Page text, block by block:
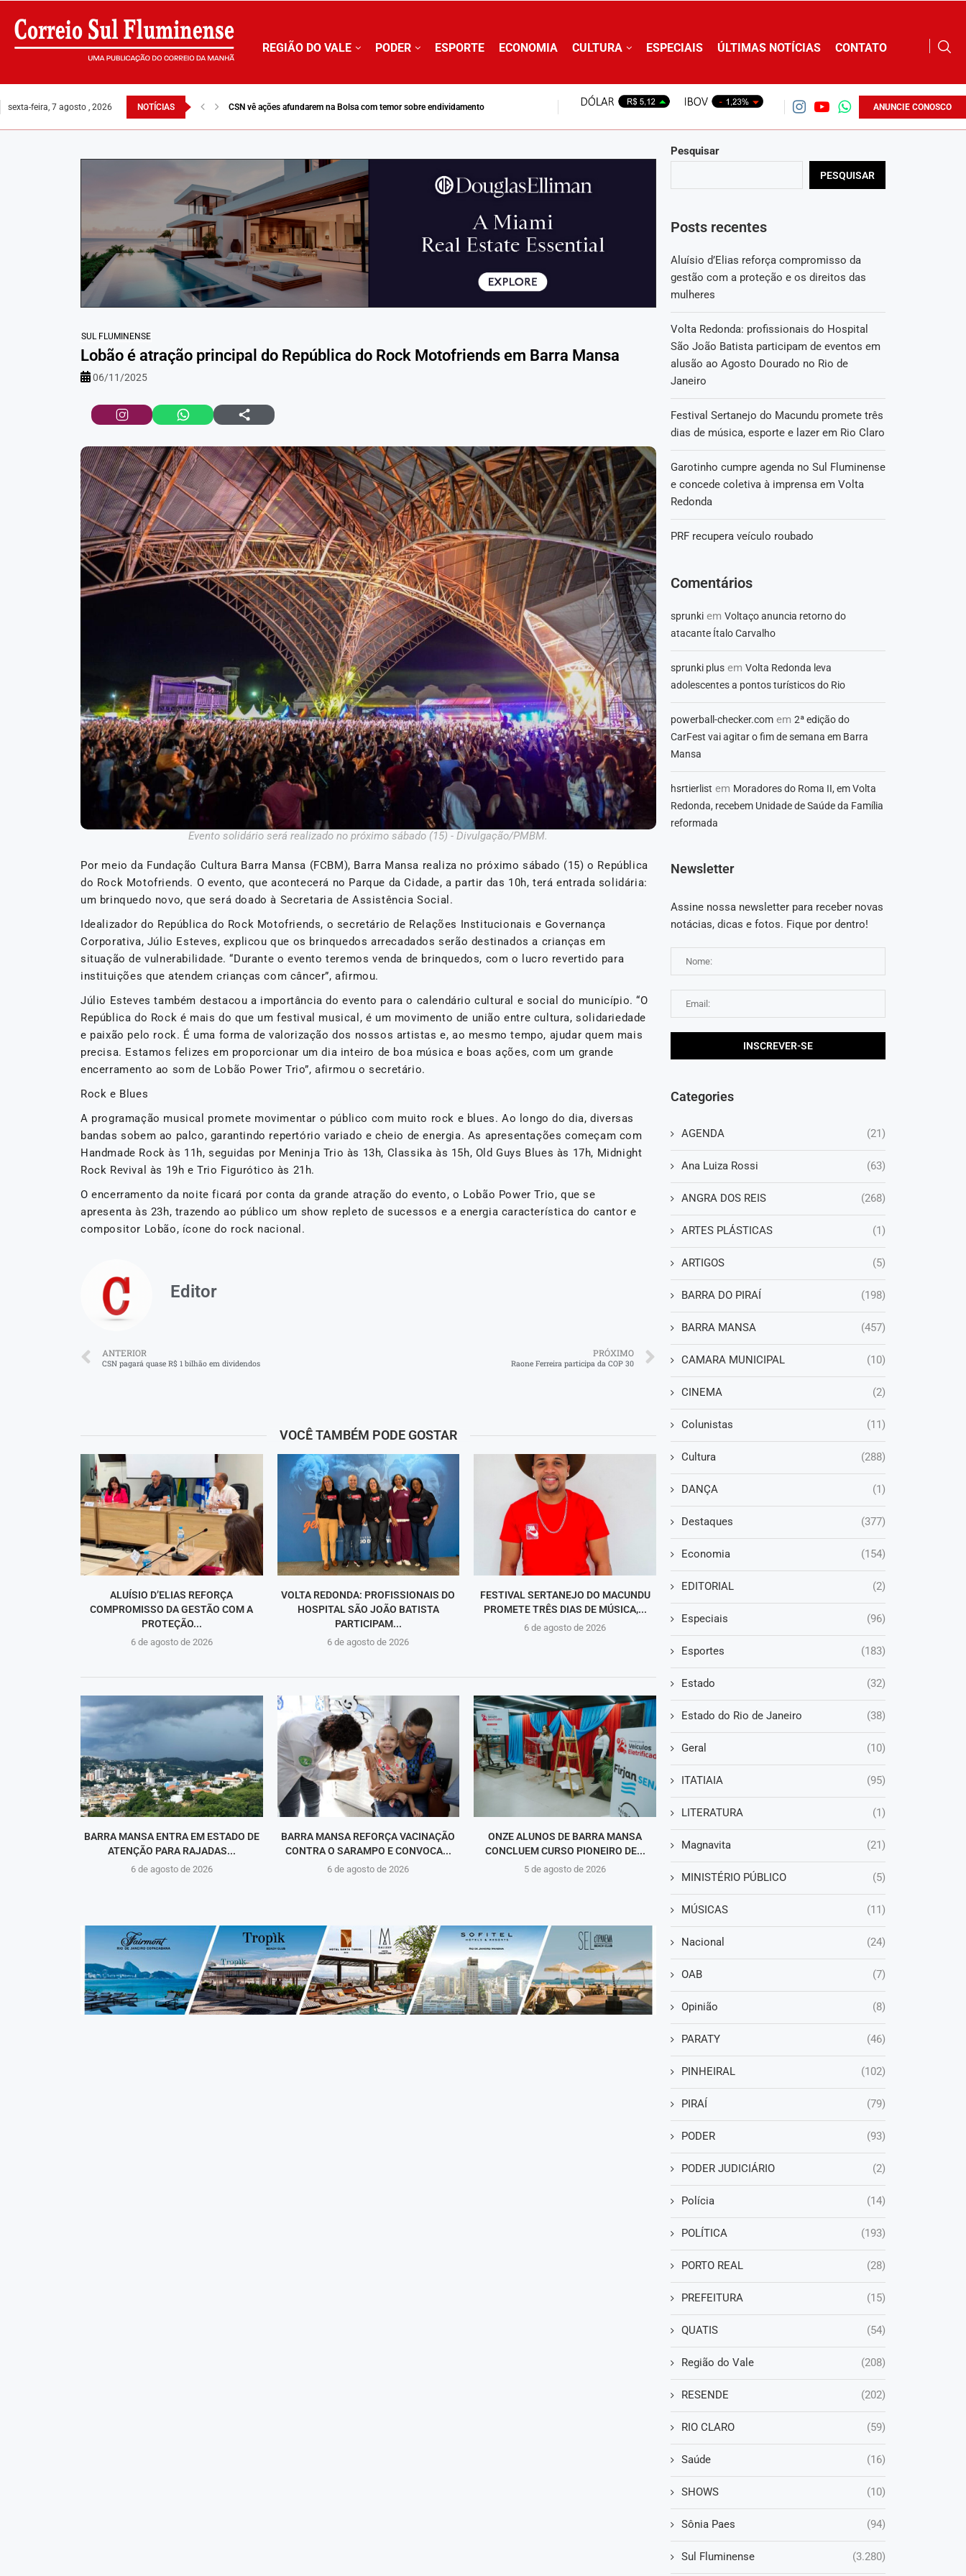
REGIÃO DO VALE PODER ESPORTE ECONOMIA CULTURA ESPECIAIS ÚLTIMAS NOTÍCIAS CONTATO
sexta-feira, 7 agosto , 2026 NOTÍCIAS CSN vê ações afundarem na Bolsa com temor sobre endividamento ANUNCIE CONOSCO
SUL FLUMINENSE
Lobão é atração principal do República do Rock Motofriends em Barra Mansa
06/11/2025
Evento solidário será realizado no próximo sábado (15) - Divulgação/PMBM.
Por meio da Fundação Cultura Barra Mansa (FCBM), Barra Mansa realiza no próximo sábado (15) o República
do Rock Motofriends. O evento, que acontecerá no Parque da Cidade, a partir das 10h, terá entrada solidária:
um brinquedo novo, que será doado à Secretaria de Assistência Social.
Idealizador do República do Rock Motofriends, o secretário de Relações Institucionais e Governança
Corporativa, Júlio Esteves, explicou que os brinquedos arrecadados serão destinados a crianças em
situação de vulnerabilidade. “Durante o evento teremos venda de brinquedos, com o lucro revertido para
instituições que atendem crianças com câncer”, afirmou.
Júlio Esteves também destacou a importância do evento para o calendário cultural e social do município. “O
República do Rock é mais do que um festival musical, é um movimento de união entre cultura, solidariedade
e paixão pelo rock. É uma forma de valorização dos nossos artistas e, ao mesmo tempo, ajudar quem mais
precisa. Estamos felizes em proporcionar um dia inteiro de boa música e boas ações, com um grande
encerramento ao som de Lobão Power Trio”, afirmou o secretário.
Rock e Blues
A programação musical promete movimentar o público com muito rock e blues. Ao longo do dia, diversas
bandas sobem ao palco, garantindo repertório variado e cheio de energia. As apresentações começam com
Handmade Rock às 11h, seguidas por Meninja Trio às 13h, Classika às 15h, Old Guys Blues às 17h, Midnight
Rock Revival às 19h e Trio Figurótico às 21h.
O encerramento da noite ficará por conta da grande atração do evento, o Lobão Power Trio, que se
apresenta às 23h, trazendo ao público um show repleto de sucessos e a energia característica do cantor e
compositor Lobão, ícone do rock nacional.
Editor
ANTERIOR
CSN pagará quase R$ 1 bilhão em dividendos
PRÓXIMO
Raone Ferreira participa da COP 30
VOCÊ TAMBÉM PODE GOSTAR
ALUÍSIO D’ELIAS REFORÇA
COMPROMISSO DA GESTÃO COM A
PROTEÇÃO...
6 de agosto de 2026
VOLTA REDONDA: PROFISSIONAIS DO
HOSPITAL SÃO JOÃO BATISTA
PARTICIPAM...
6 de agosto de 2026
FESTIVAL SERTANEJO DO MACUNDU
PROMETE TRÊS DIAS DE MÚSICA,...
6 de agosto de 2026
BARRA MANSA ENTRA EM ESTADO DE
ATENÇÃO PARA RAJADAS...
6 de agosto de 2026
BARRA MANSA REFORÇA VACINAÇÃO
CONTRA O SARAMPO E CONVOCA...
6 de agosto de 2026
ONZE ALUNOS DE BARRA MANSA
CONCLUEM CURSO PIONEIRO DE...
5 de agosto de 2026
Pesquisar
PESQUISAR
Posts recentes
Aluísio d’Elias reforça compromisso da
gestão com a proteção e os direitos das
mulheres
Volta Redonda: profissionais do Hospital
São João Batista participam de eventos em
alusão ao Agosto Dourado no Rio de
Janeiro
Festival Sertanejo do Macundu promete três
dias de música, esporte e lazer em Rio Claro
Garotinho cumpre agenda no Sul Fluminense
e concede coletiva à imprensa em Volta
Redonda
PRF recupera veículo roubado
Comentários
sprunkiem Voltaço anuncia retorno do
atacante Ítalo Carvalho
sprunki plusem Volta Redonda leva
adolescentes a pontos turísticos do Rio
powerball-checker.comem 2ª edição do
CarFest vai agitar o fim de semana em Barra
Mansa
hsrtierlist em Moradores do Roma II, em Volta
Redonda, recebem Unidade de Saúde da Família
reformada
Newsletter
Assine nossa newsletter para receber novas
notácias, dicas e fotos. Fique por dentro!
Categories
AGENDA (21)
Ana Luiza Rossi (63)
ANGRA DOS REIS (268)
ARTES PLÁSTICAS (1)
ARTIGOS (5)
BARRA DO PIRAÍ (198)
BARRA MANSA (457)
CAMARA MUNICIPAL (10)
CINEMA (2)
Colunistas (11)
Cultura (288)
DANÇA (1)
Destaques (377)
Economia (154)
EDITORIAL (2)
Especiais (96)
Esportes (183)
Estado (32)
Estado do Rio de Janeiro (38)
Geral (10)
ITATIAIA (95)
LITERATURA (1)
Magnavita (21)
MINISTÉRIO PÚBLICO (5)
MÚSICAS (11)
Nacional (24)
OAB (7)
Opinião (8)
PARATY (46)
PINHEIRAL (102)
PIRAÍ (79)
PODER (93)
PODER JUDICIÁRIO (2)
Polícia (14)
POLÍTICA (193)
PORTO REAL (28)
PREFEITURA (15)
QUATIS (54)
Região do Vale (208)
RESENDE (202)
RIO CLARO (59)
Saúde (16)
SHOWS (10)
Sônia Paes (94)
Sul Fluminense (3.280)